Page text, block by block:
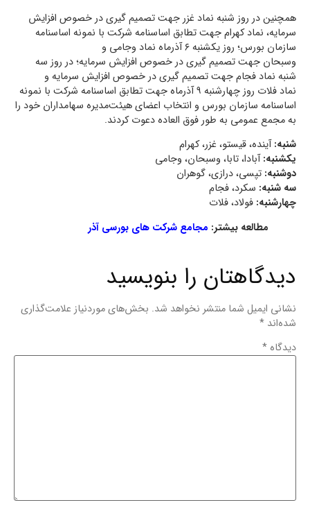
همچنین در روز شنبه نماد غزر جهت تصمیم گیری در خصوص افزایش
سرمایه، نماد کهرام جهت تطابق اساسنامه شرکت با نمونه اساسنامه
سازمان بورس؛ روز یکشنبه ۶ آذرماه نماد وجامی و
وسبحان جهت تصمیم گیری در خصوص افزایش سرمایه؛ در روز سه
شنبه نماد فجام جهت تصمیم گیری در خصوص افزایش سرمایه و
نماد فلات روز چهارشنبه ۹ آذرماه جهت تطابق اساسنامه شرکت با نمونه
اساسنامه سازمان بورس و انتخاب اعضای هیئت‌مدیره سهامداران خود را
به مجمع عمومی به طور فوق العاده دعوت کردند.
شنبه:آینده، قیستو، غزر، کهرام
یکشنبه:آبادا، تابا، وسبحان، وجامی
دوشنبه: تپسی، درازی، گوهران
سه شنبه: سکرد، فجام
چهارشنبه: فولاد، فلات
مطالعه بیشتر: مجامع شرکت های بورسی آذر
دیدگاهتان را بنویسید
نشانی ایمیل شما منتشر نخواهد شد. بخش‌های موردنیاز علامت‌گذاری
شده‌اند *
دیدگاه *